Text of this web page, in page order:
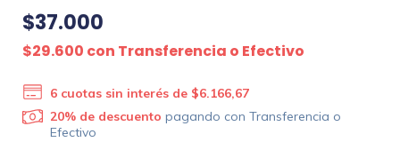
$37.000
$29.600 con Transferencia o Efectivo
6 cuotas sin interés de $6.166,67
20% de descuento pagando con Transferencia o
Efectivo